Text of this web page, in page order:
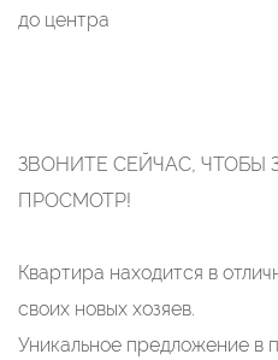
до центра
ЗВОНИТЕ СЕЙЧАС, ЧТОБЫ
ПРОСМОТР!
Квартира находится в
своих новых хозяев.
Уникальное предложение в